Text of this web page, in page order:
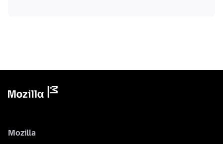
Mozilla